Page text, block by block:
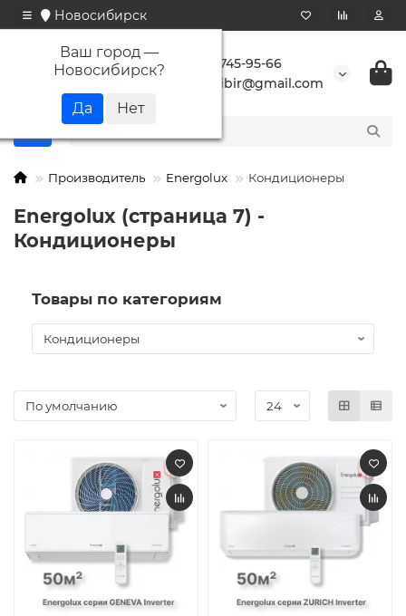
Новосибирск
Ваш город —
Новосибирск?
+7 923 745-95-66
buransibir@gmail.com
Производитель Energolux Кондиционеры
Energolux (страница 7) -
Кондиционеры
Товары по категориям